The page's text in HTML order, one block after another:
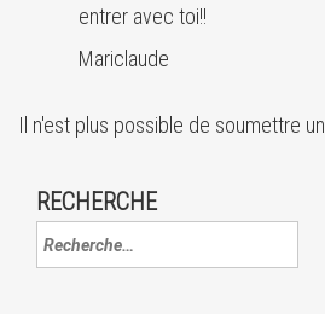
entrer avec toi!!
Mariclaude
Il n'est plus possible de soumettre
RECHERCHE